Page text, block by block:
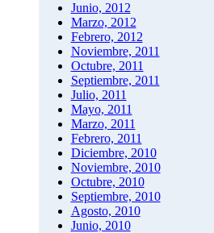
Junio, 2012
Marzo, 2012
Febrero, 2012
Noviembre, 2011
Octubre, 2011
Septiembre, 2011
Julio, 2011
Mayo, 2011
Marzo, 2011
Febrero, 2011
Diciembre, 2010
Noviembre, 2010
Octubre, 2010
Septiembre, 2010
Agosto, 2010
Junio, 2010